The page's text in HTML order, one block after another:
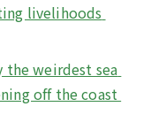
livelihoods
the weirdest sea
off the coast